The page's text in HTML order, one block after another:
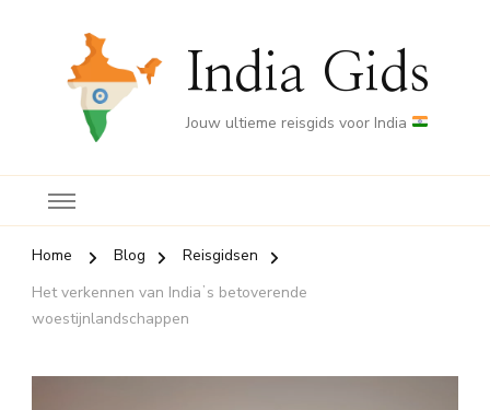
India Gids
Jouw ultieme reisgids voor India
Home Blog
Reisgidsen
Het verkennen van Indiaʼs betoverende
woestijnlandschappen